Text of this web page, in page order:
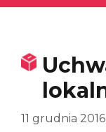
11 grudnia 2016,